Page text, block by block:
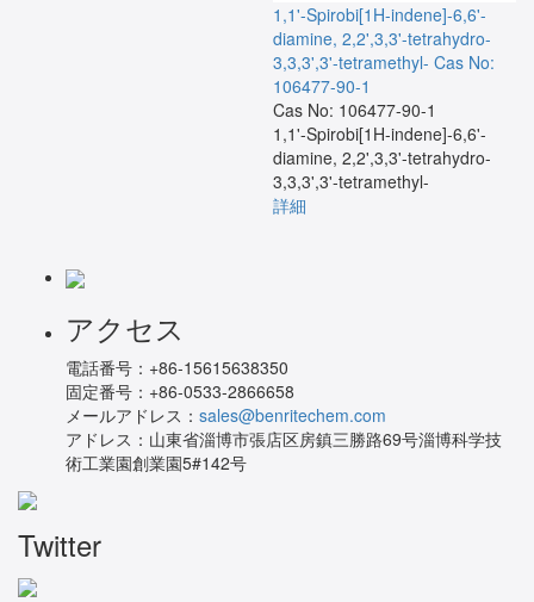
1,1'-Spirobi[1H-indene]-6,6'-
diamine, 2,2',3,3'-tetrahydro-
3,3,3',3'-tetramethyl- Cas No:
106477-90-1
Cas No: 106477-90-1
1,1'-Spirobi[1H-indene]-6,6'-
diamine, 2,2',3,3'-tetrahydro-
3,3,3',3'-tetramethyl-
詳細
アクセス
電話番号： +86-15615638350
固定番号： +86-0533-2866658
メールアドレス： sales@benritechem.com
アドレス： 山東省淄博市張店区房鎮三勝路69号淄博科学技
術工業園創業園5#142号
Twitter